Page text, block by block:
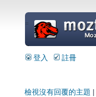
=
登入 註冊
檢視沒有回覆的主題